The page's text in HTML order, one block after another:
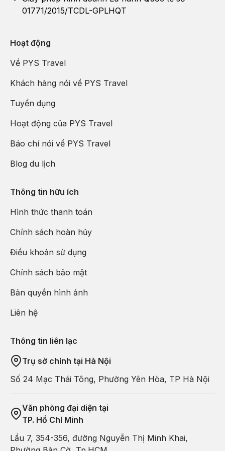
Ruộng lúa Bình Liêu trải dài dưới những thung lũng, ôm lấy
Không hùng vĩ ngút tầm mắt như những thửa ruộng bậc thang
ôm lấy sườn đồi quanh co hoặc xen đá, xen lau…
01771/2015/TCDL-GPLHQT
Hoạt động
Về PYS Travel
Khách hàng nói về PYS Travel
Tuyển dụng
Hoạt động của PYS Travel
Báo chí nói về PYS Travel
Blog du lịch
Thông tin hữu ích
Hình thức thanh toán
Chính sách hoàn hủy
Điều khoản sử dụng
Chính sách bảo mật
Bản quyền hình ảnh
Liên hệ
Thông tin liên lạc
Trụ sở chính tại Hà Nội
Số 24 Mạc Thái Tông, Phường Yên Hòa, TP Hà Nội
Văn phòng đại diện tại
TP. Hồ Chí Minh
Lầu 7, 354-356, đường Nguyễn Thị Minh Khai,